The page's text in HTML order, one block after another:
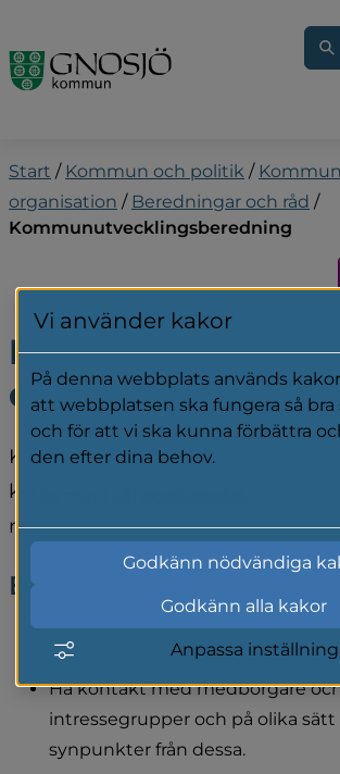
Start / Kommun och politik /
organisation / Beredningar och råd /
Kommunutvecklingsberedning
dning
Kommunutvecklingsberedningen
kommunfullmäktige med uppgift
med kommunutvecklingsfrågor.
Beredningens uppdrag
Utveckla medborgar- och
Ha kontakt med medborgare
intressegrupper och på olika
synpunkter från dessa.
Vi använder kakor
På denna webbplats används
att webbplatsen ska fungera så
och för att vi ska kunna förbättra
den efter dina behov.
Godkänn nödvändiga
Godkänn alla kakor
Anpassa